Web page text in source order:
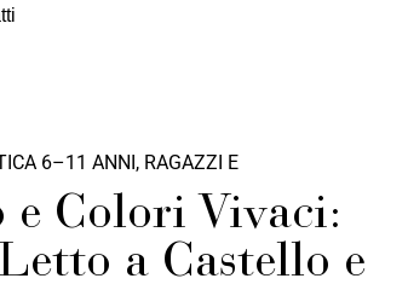
6–11 ANNI, RAGAZZI E
e Colori Vivaci:
a Castello e